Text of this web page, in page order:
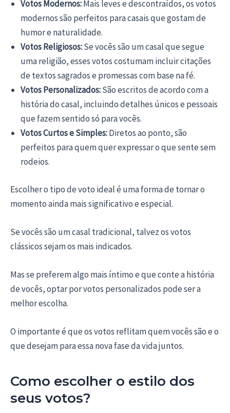
Votos Modernos:Mais leves e descontraídos, os votos
modernos são perfeitos para casais que gostam de
humor e naturalidade.
Votos Religiosos:Se vocês são um casal que segue
uma religião, esses votos costumam incluir citações
de textos sagrados e promessas com base na fé.
Votos Personalizados:São escritos de acordo com a
história do casal, incluindo detalhes únicos e pessoais
que fazem sentido só para vocês.
Votos Curtos e Simples:Diretos ao ponto, são
perfeitos para quem quer expressar o que sente sem
rodeios.
Escolher o tipo de voto ideal é uma forma de tornar o
momento ainda mais significativo e especial.
Se vocês são um casal tradicional, talvez os votos
clássicos sejam os mais indicados.
Mas se preferem algo mais íntimo e que conte a história
de vocês, optar por votos personalizados pode ser a
melhor escolha.
O importante é que os votos reflitam quem vocês são e o
que desejam para essa nova fase da vida juntos.
Como escolher o estilo dos
seus votos?